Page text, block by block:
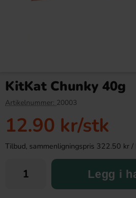
Köp
KitKat Chunky 40g
Artikelnummer: 20003
12.90 kr/stk
Tilbud, sammenligningspris 322.50 kr
Legg i